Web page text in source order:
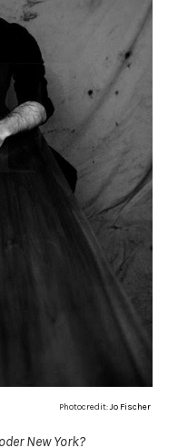
Photocredit:Jo Fischer
New York?